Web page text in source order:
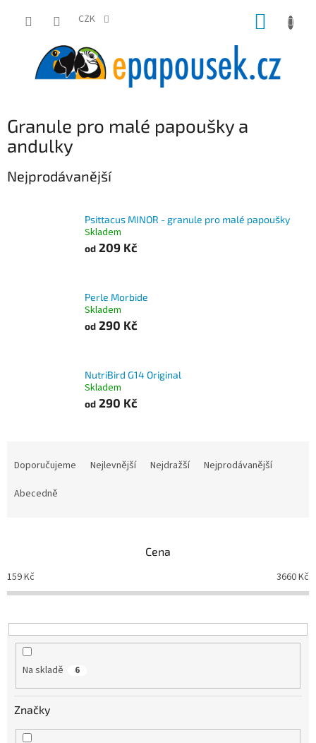
CZK
Granule pro malé papoušky a
andulky
Nejprodávanější
Psittacus MINOR - granule pro malé papoušky
Skladem
od 209 Kč
Perle Morbide
Skladem
od 290 Kč
NutriBird G14 Original
Skladem
od 290 Kč
o
d
k
t
Doporučujeme Nejlevnější Nejdražší
Nejprodávanější
Abecedně
Cena
159Kč 3660Kč
Na skladě 6
Značky